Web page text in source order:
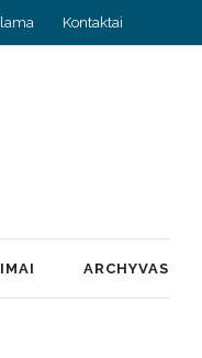
MATO NE PRISITAIKANT,
Kontaktai
ARCHYVAS